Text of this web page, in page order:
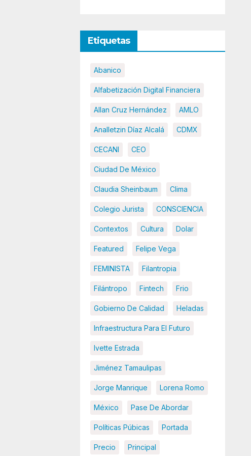
Etiquetas
Abanico
Alfabetización Digital Financiera
Allan Cruz Hernández AMLO
Analletzin Díaz Alcalá CDMX
CECANI CEO
Ciudad De México
Claudia Sheinbaum Clima
Colegio Jurista CONSCIENCIA
Contextos Cultura Dolar
Featured Felipe Vega
FEMINISTA Filantropia
Filántropo Fintech Frio
Gobierno De Calidad Heladas
Infraestructura Para El Futuro
Ivette Estrada
Jiménez Tamaulipas
Jorge Manrique Lorena Romo
México Pase De Abordar
Políticas Púbicas Portada
Precio Principal